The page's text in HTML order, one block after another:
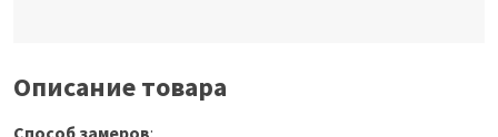
Описание товара